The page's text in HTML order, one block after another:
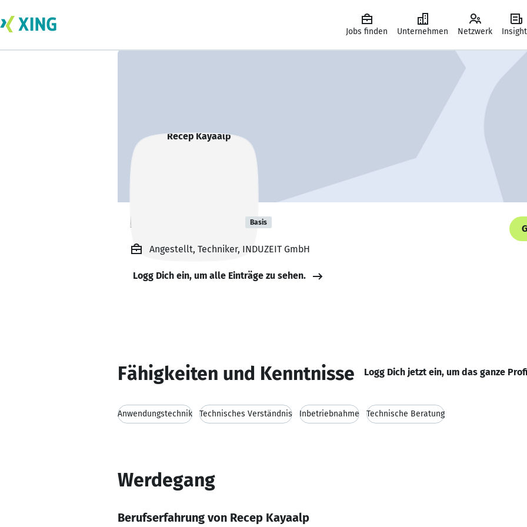
Jobs finden Unternehmen Netzwerk
Recep Kayaalp Basis
Angestellt, Techniker, INDUZEIT GmbH
Logg Dich ein, um alle Einträge zu sehen.
Fähigkeiten und Kenntnisse Logg Dich jetzt ein, um das ganze
Anwendungstechnik Technisches Verständnis Inbetriebnahme Technische Beratung
Werdegang
Berufserfahrung von Recep Kayaalp